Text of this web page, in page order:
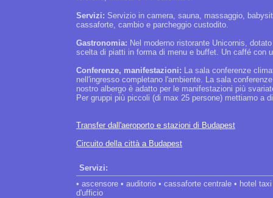
Servizi: Servizio in camera, sauna, massaggio,
cassaforte, cambio e parcheggio custodito.
Gastronomia: Nel moderno ristorante Unicornis,
scelta di piatti in forma di menu e buffet. Un caffé con
Conferenze, manifestazioni: La sala conferenze
nell'ingresso completano l'ambiente. La sala
nostro albergo è adatto per le manifestazioni più
Per gruppi più piccoli (di max 25 persone) mettiamo a
Transfer dall'aeroporto e stazioni di Budapest
Circuito della città a Budapest
Servizi:
• ascensore • auditorio • cassaforte centrale • hotel
d'ufficio